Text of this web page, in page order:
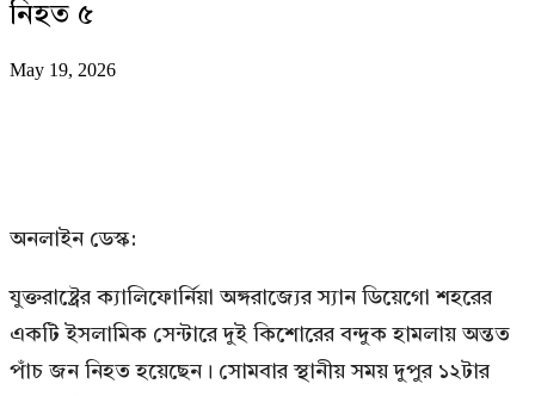
নিহত ৫
May 19, 2026
অনলাইন ডেস্ক:
যুক্তরাষ্ট্রের ক্যালিফোর্নিয়া অঙ্গরাজ্যের স্যান ডিয়েগো শহরের
একটি ইসলামিক সেন্টারে দুই কিশোরের বন্দুক হামলায় অন্তত
পাঁচ জন নিহত হয়েছেন। সোমবার স্থানীয় সময় দুপুর ১২টার